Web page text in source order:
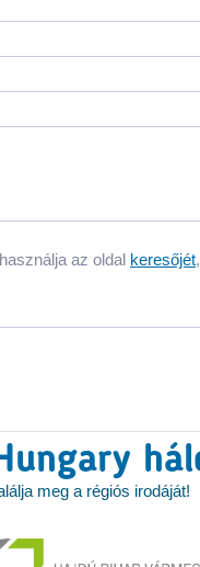
az oldal keresőjét
meg a régiós irodáját!